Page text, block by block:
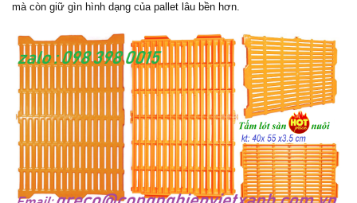
mà còn giữ gìn hình dạng của pallet lâu bền hơn.